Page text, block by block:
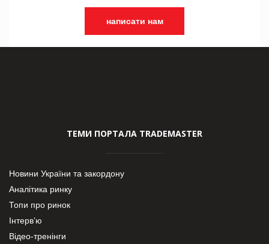
написати нам
ТЕМИ ПОРТАЛА TRADEMASTER
Новини України та закордону
Аналітика ринку
Топи про ринок
Інтерв’ю
Відео-тренінги